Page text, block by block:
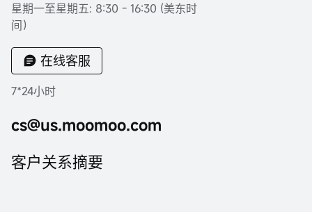
星期一至星期五: 8:30 - 16:30 (美东时
间）
在线客服
7*24小时
cs@us.moomoo.com
客户关系摘要